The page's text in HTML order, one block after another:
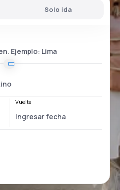
Solo ida
Vuelta